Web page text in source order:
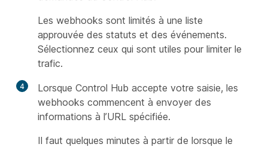
Les webhooks sont limités à une liste
approuvée des statuts et des événements.
Sélectionnez ceux qui sont utiles pour limiter le
trafic.
4
Lorsque Control Hub accepte votre saisie, les
webhooks commencent à envoyer des
informations à l’URL spécifiée.
Il faut quelques minutes à partir de lorsque le